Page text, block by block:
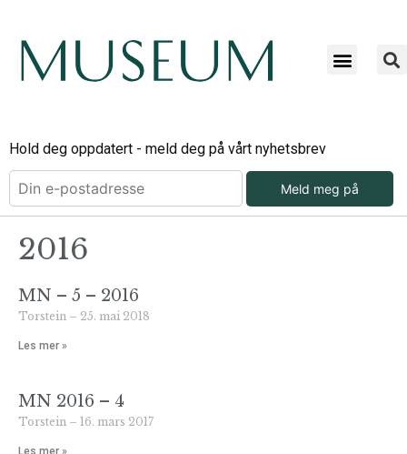
Hold deg oppdatert - meld deg på vårt nyhetsbrev
Meld meg på
2016
MN – 5 – 2016
Torstein 25. mai 2018
Les mer »
MN 2016 – 4
Torstein 16. mars 2017